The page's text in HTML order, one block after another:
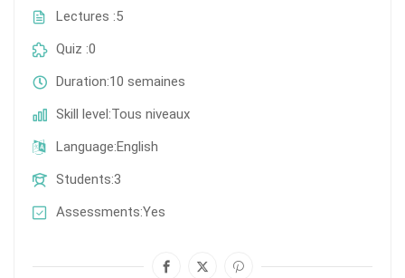
Lectures 5
Quiz 0
Duration 10 semaines
Skill level Tous niveaux
Language English
Students 3
Assessments Yes